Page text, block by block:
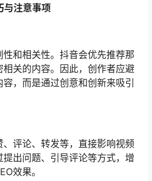
与注意事项
和相关性。抖音会优先推荐那
关的内容。因此，创作者应避
，而是通过创意和创新来吸引
评论、转发等，直接影响视频
出问题、引导评论等方式，增
效果。